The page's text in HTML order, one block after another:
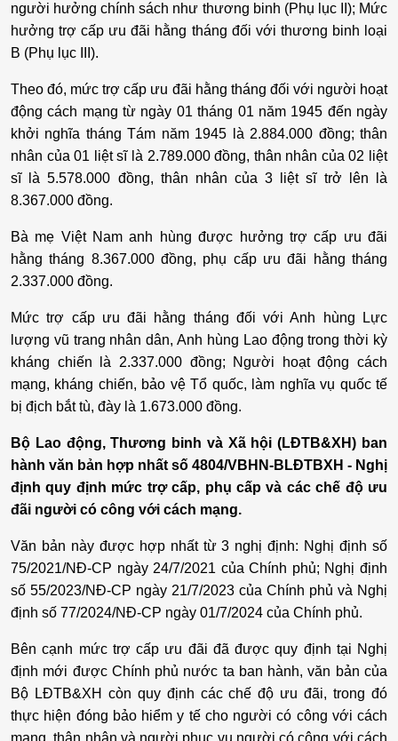
người hưởng chính sách như thương binh (Phụ lục II); Mức
hưởng trợ cấp ưu đãi hằng tháng đối với thương binh loại
B (Phụ lục III).
Theo đó, mức trợ cấp ưu đãi hằng tháng đối với người hoạt
động cách mạng từ ngày 01 tháng 01 năm 1945 đến ngày
khởi nghĩa tháng Tám năm 1945 là 2.884.000 đồng; thân
nhân của 01 liệt sĩ là 2.789.000 đồng, thân nhân của 02 liệt
sĩ là 5.578.000 đồng, thân nhân của 3 liệt sĩ trở lên là
8.367.000 đồng.
Bà mẹ Việt Nam anh hùng được hưởng trợ cấp ưu đãi
hằng tháng 8.367.000 đồng, phụ cấp ưu đãi hằng tháng
2.337.000 đồng.
Mức trợ cấp ưu đãi hằng tháng đối với Anh hùng Lực
lượng vũ trang nhân dân, Anh hùng Lao động trong thời kỳ
kháng chiến là 2.337.000 đồng; Người hoạt động cách
mạng, kháng chiến, bảo vệ Tổ quốc, làm nghĩa vụ quốc tế
bị địch bắt tù, đày là 1.673.000 đồng.
Bộ Lao động, Thương binh và Xã hội (LĐTB&XH) ban
hành văn bản hợp nhất số 4804/VBHN-BLĐTBXH - Nghị
định quy định mức trợ cấp, phụ cấp và các chế độ ưu
đãi người có công với cách mạng.
Văn bản này được hợp nhất từ 3 nghị định: Nghị định số
75/2021/NĐ-CP ngày 24/7/2021 của Chính phủ; Nghị định
số 55/2023/NĐ-CP ngày 21/7/2023 của Chính phủ và Nghị
định số 77/2024/NĐ-CP ngày 01/7/2024 của Chính phủ.
Bên cạnh mức trợ cấp ưu đãi đã được quy định tại Nghị
định mới được Chính phủ nước ta ban hành, văn bản của
Bộ LĐTB&XH còn quy định các chế độ ưu đãi, trong đó
thực hiện đóng bảo hiểm y tế cho người có công với cách